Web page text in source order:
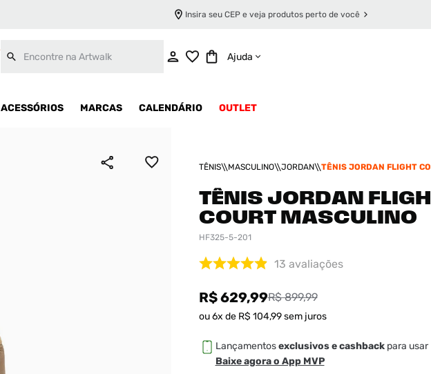
Insira seu CEP e veja produtos perto de você
Ajuda
ACESSÓRIOS MARCAS CALENDÁRIO OUTLET
TÊNIS MASCULINO JORDAN
TÊNIS JORDAN FLIGHT
TÊNIS JORDAN
COURT MASCULINO
HF325-5-201
13 avaliações
R$ 629,99R$ 899,99
ou6x de R$ 104,99sem juros
Lançamentosexclusivos e cashbackpara usar
Baixe agora o App MVP